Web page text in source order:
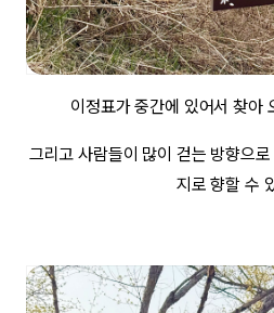
이정표가 중간에 있어서 찾아
그리고 사람들이 많이 걷는 방향으
지로 향할 수